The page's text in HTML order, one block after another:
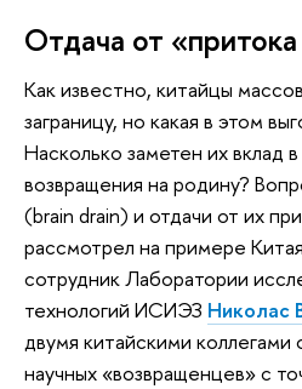
Отдача от
Как известно, китайцы
заграницу, но какая в этом
Насколько заметен их вклад
возвращения на родину?
(brain drain) и отдачи от их
рассмотрел на примере
сотрудник Лаборатории
технологий ИСИЭЗ Николас
двумя китайскими коллегами
научных «возвращенцев» с